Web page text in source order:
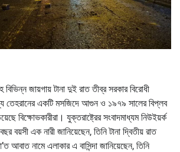
বিভিন্ন জায়গায় টানা দুই রাত তীব্র সরকার বিরোধী
তেহরানের একটি মসজিদে আগুন ও ১৯৭৯ সালের বিপ্লব
বিক্ষোভকারীরা। যুক্তরাষ্ট্রের সংবাদমাধ্যম নিউইয়র্ক
বয়সী এক নারী জানিয়েছেন, তিনি টানা দ্বিতীয় রাত
আবাত নামে এলাকার এ বাসিন্দা জানিয়েছেন, তিনি